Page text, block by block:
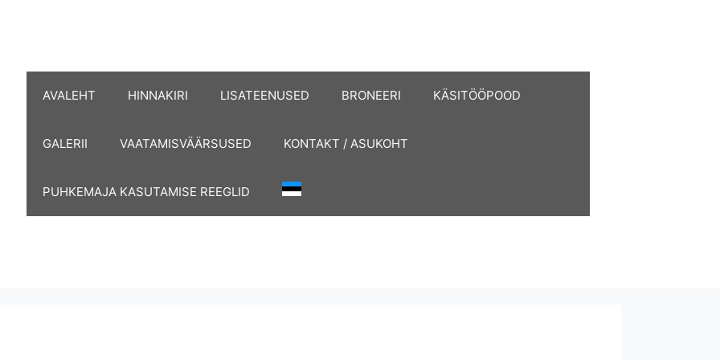
AVALEHT HINNAKIRI LISATEENUSED BRONEERI KÄSITÖÖPOOD
GALERII VAATAMISVÄÄRSUSED KONTAKT / ASUKOHT
PUHKEMAJA KASUTAMISE REEGLID